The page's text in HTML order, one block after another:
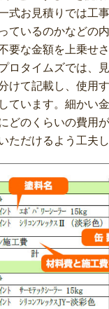
式お見積りでは工
ているのかなどの内
要な金額を上乗せ
ロタイムズでは、
けて記載し、使用
ています。細かい
どのくらいの費用
ただけるよう工夫し